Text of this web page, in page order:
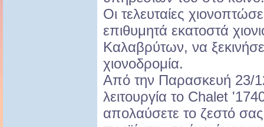
Οι τελευταίες
επιθυμητά εκατοστά
Καλαβρύτων, να
χιονοδρομία.
Από την Παρασκευή 23/
λειτουργία το Chalet
απολαύσετε το ζεστό